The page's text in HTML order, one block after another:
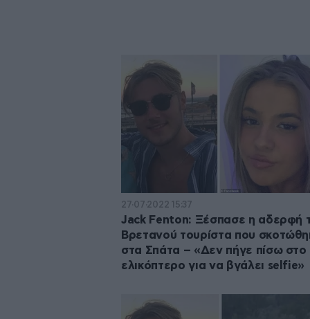
27·07·2022 15:37
Jack Fenton: Ξέσπασε η αδερφή
Βρετανού τουρίστα που
στα Σπάτα – «Δεν πήγε πίσω στο
ελικόπτερο για να βγάλει selfie»